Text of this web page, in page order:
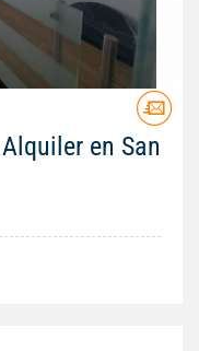
en San